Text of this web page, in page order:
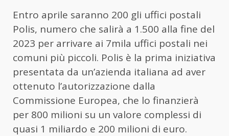
Entro aprile saranno 200 gli uffici postali
Polis, numero che salirà a 1.500 alla fine del
2023 per arrivare ai 7mila uffici postali nei
comuni più piccoli. Polis è la prima iniziativa
presentata da un’azienda italiana ad aver
ottenuto l’autorizzazione dalla
Commissione Europea, che lo finanzierà
per 800 milioni su un valore complessi di
quasi 1 miliardo e 200 milioni di euro.